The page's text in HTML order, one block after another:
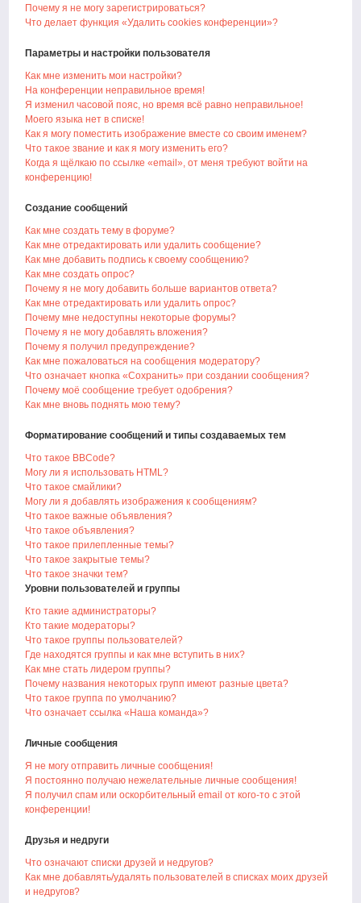
Почему я не могу зарегистрироваться?
Что делает функция «Удалить cookies конференции»?
Параметры и настройки пользователя
Как мне изменить мои настройки?
На конференции неправильное время!
Я изменил часовой пояс, но время всё равно неправильное!
Моего языка нет в списке!
Как я могу поместить изображение вместе со своим именем?
Что такое звание и как я могу изменить его?
Когда я щёлкаю по ссылке «email», от меня требуют войти на
конференцию!
Создание сообщений
Как мне создать тему в форуме?
Как мне отредактировать или удалить сообщение?
Как мне добавить подпись к своему сообщению?
Как мне создать опрос?
Почему я не могу добавить больше вариантов ответа?
Как мне отредактировать или удалить опрос?
Почему мне недоступны некоторые форумы?
Почему я не могу добавлять вложения?
Почему я получил предупреждение?
Как мне пожаловаться на сообщения модератору?
Что означает кнопка «Сохранить» при создании сообщения?
Почему моё сообщение требует одобрения?
Как мне вновь поднять мою тему?
Форматирование сообщений и типы создаваемых тем
Что такое BBCode?
Могу ли я использовать HTML?
Что такое смайлики?
Могу ли я добавлять изображения к сообщениям?
Что такое важные объявления?
Что такое объявления?
Что такое прилепленные темы?
Что такое закрытые темы?
Что такое значки тем?
Уровни пользователей и группы
Кто такие администраторы?
Кто такие модераторы?
Что такое группы пользователей?
Где находятся группы и как мне вступить в них?
Как мне стать лидером группы?
Почему названия некоторых групп имеют разные цвета?
Что такое группа по умолчанию?
Что означает ссылка «Наша команда»?
Личные сообщения
Я не могу отправить личные сообщения!
Я постоянно получаю нежелательные личные сообщения!
Я получил спам или оскорбительный email от кого-то с этой
конференции!
Друзья и недруги
Что означают списки друзей и недругов?
Как мне добавлять/удалять пользователей в списках моих друзей
и недругов?